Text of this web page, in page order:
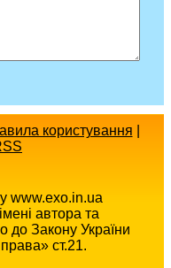
користування
www.exo.in.ua
автора та
до Закону України
ст.21.